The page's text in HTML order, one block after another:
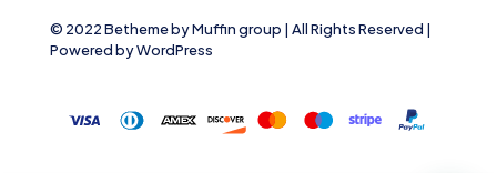
© 2022 Betheme byMuffin group | All Rights Reserved |
Powered byWordPress